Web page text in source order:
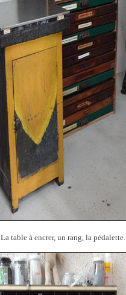
La table à encrer, un rang, la pédalette.